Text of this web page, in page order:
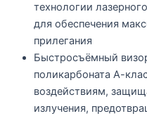
технологии
для обеспечения
прилегания
Быстросъёмный
поликарбоната А-
воздействиям,
излучения,